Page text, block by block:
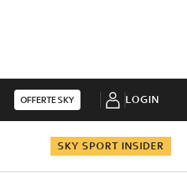
OFFERTE SKY LOGIN
SKY SPORT INSIDER